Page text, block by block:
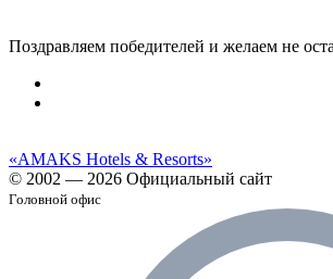
Поздравляем победителей и желаем не
«AMAKS Hotels & Resorts»
© 2002 — 2026 Официальный сайт
Головной офис